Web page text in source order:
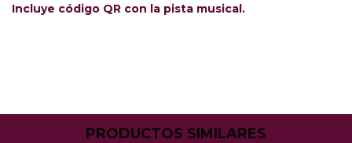
Incluye código QR con la pista musical.
PRODUCTOS SIMILARES